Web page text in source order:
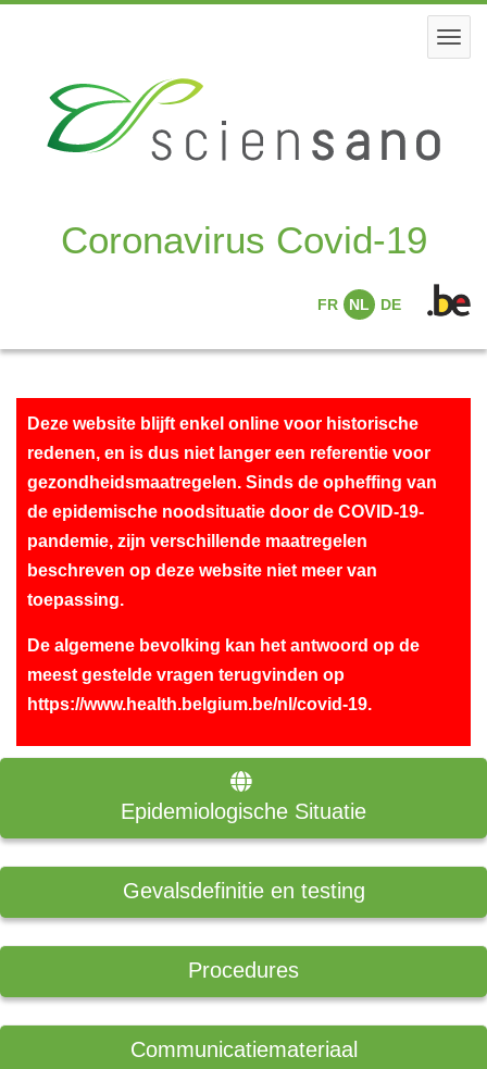
content
Coronavirus Covid-19
FR NL DE
Deze website blijft enkel online voor historische
redenen, en is dus niet langer een referentie voor
gezondheidsmaatregelen. Sinds de opheffing van
de epidemische noodsituatie door de COVID-19-
pandemie, zijn verschillende maatregelen
beschreven op deze website niet meer van
toepassing.
De algemene bevolking kan het antwoord op de
meest gestelde vragen terugvinden op
https://www.health.belgium.be/nl/covid-19.
Epidemiologische Situatie
Gevalsdefinitie en testing
Procedures
Communicatiemateriaal